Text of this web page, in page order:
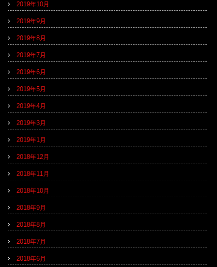
2019年10月
2019年9月
2019年8月
2019年7月
2019年6月
2019年5月
2019年4月
2019年3月
2019年1月
2018年12月
2018年11月
2018年10月
2018年9月
2018年8月
2018年7月
2018年6月